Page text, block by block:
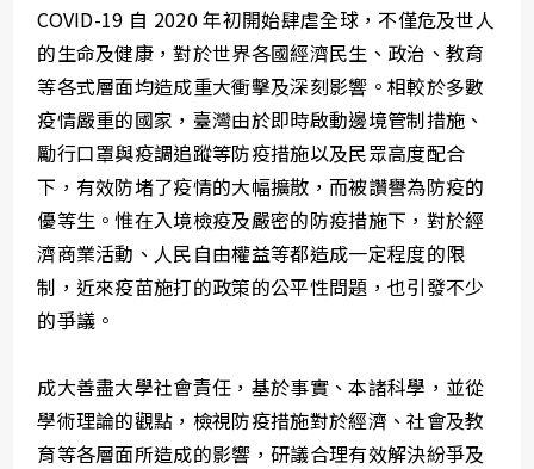
COVID-19 自 2020 年初開始肆虐全球，不僅危及世人
的生命及健康，對於世界各國經濟民生、政治、教育
等各式層面均造成重大衝擊及深刻影響。相較於多數
疫情嚴重的國家，臺灣由於即時啟動邊境管制措施、
勵行口罩與疫調追蹤等防疫措施以及民眾高度配合
下，有效防堵了疫情的大幅擴散，而被讚譽為防疫的
優等生。惟在入境檢疫及嚴密的防疫措施下，對於經
濟商業活動、人民自由權益等都造成一定程度的限
制，近來疫苗施打的政策的公平性問題，也引發不少
的爭議。
成大善盡大學社會責任，基於事實、本諸科學，並從
學術理論的觀點，檢視防疫措施對於經濟、社會及教
育等各層面所造成的影響，研議合理有效解決紛爭及